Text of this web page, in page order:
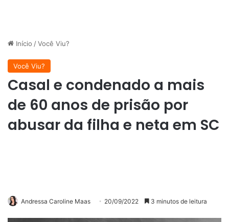
Início /Você Viu?
Você Viu?
Casal e condenado a mais
de 60 anos de prisão por
abusar da filha e neta em SC
Andressa Caroline Maas 20/09/2022 3 minutos de leitura